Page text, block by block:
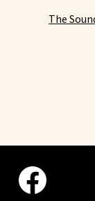
The